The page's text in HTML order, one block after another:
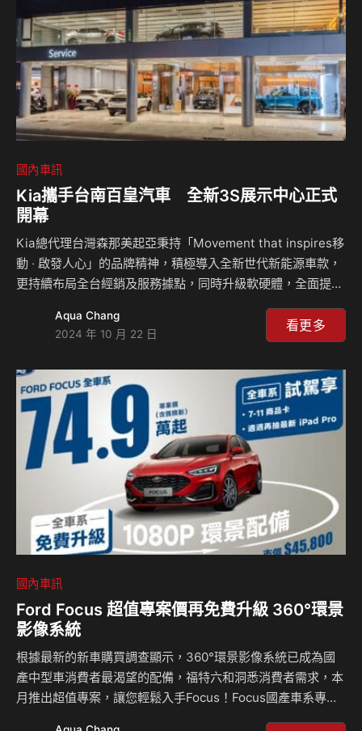
國內車訊
Kia攜手台南百皇汽車 全新3S展示中心正式
開幕
Kia總代理台灣森那美起亞秉持「Movement that inspires移
動 ‧ 啟發人心」的品牌精神，積極導入全新世代新能源車款，
更持續布局全台經銷及服務據點，同時升級軟硬體，全面提升
桃園、5月屏東、7月高雄等全新升級Kia新CI 2.0展示中心陸
續開幕後，Kia總代理台灣森那美起亞更攜手台南百皇汽車，
空間近900坪外，更呼應台南文化古都的底蘊，成為Kia全台
首座設置藝文空間區的展示中心！ 實現「Product產品、
Experience體驗、People人」三大策略，Kia總…
Aqua Chang
2024 年 10 月 22 日
看更多
國內車訊
Ford Focus 超值專案價再免費升級 360°環景
影像系統
根據最新的新車購買調查顯示，360°環景影像系統已成為國
產中型車消費者最渴望的配備，福特六和洞悉消費者需求，本
月推出超值專案，讓您輕鬆入手Focus！Focus國產車系專案